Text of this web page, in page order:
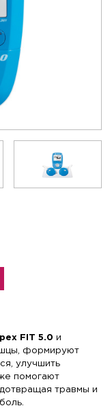
FIT 5.0 и
формируют
улучшить
помогают
травмы и